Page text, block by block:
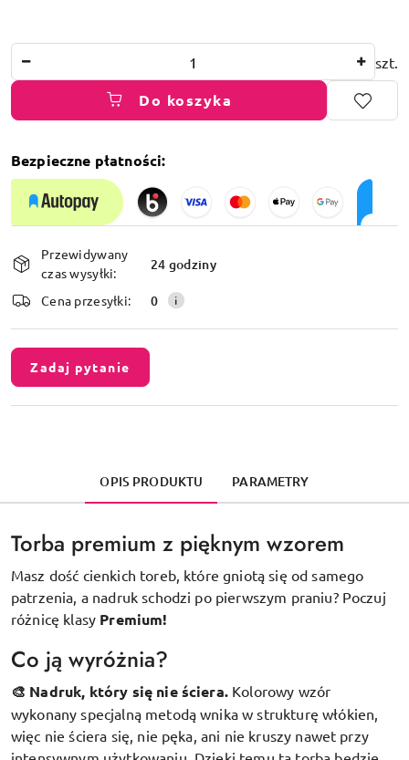
szt.
Do koszyka
Bezpieczne płatności:
i
dostawa
Przewidywany
czas wysyłki:
24 godziny
Cena przesyłki: 0
Zadaj pytanie
OPIS PRODUKTU PARAMETRY
Torba premium z pięknym wzorem
Masz dość cienkich toreb, które gniotą się od samego
patrzenia, a nadruk schodzi po pierwszym praniu? Poczuj
różnicę klasy Premium!
Co ją wyróżnia?
🎨 Nadruk, który się nie ściera. Kolorowy wzór
wykonany specjalną metodą wnika w strukturę włókien,
więc nie ściera się, nie pęka, ani nie kruszy nawet przy